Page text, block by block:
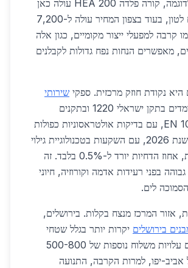
פריפריאליים. לדוגמה, קורה פלדה HEA 200 עולה כאן
כ-6,500 ש"ח לטון, בעוד בצפון המחיר עולה ל-7,200
קרבה למפעלי ייצור מקומיים, כגון אלה
מאפשרים הנחות נפח גדולות לקבלנים
היא נקודת חוזק מרכזית. ספקי שירותי
בחולון עומדים בתקן ישראלי 1220 ובתקנים
אירופיים EN 10025, עם בדיקות אולטראסוניות כפולות
לזיהוי פגמים. בשנת 2026, עם השקעות בטכנולוגיית גילוי
פגמים מתקדמת, אחוז הדחיות יורד ל-0.5% בלבד. זה
בפני רעידות אדמה וקורוזיה, חיוני
לים.
אזור המרכז מנצח בקלות. בירושלים,
בירושלים יקרות יותר בגלל שטחי
שינוע הררי, עם עלויות משלוח נוספות של 500-800
יפו, למרות הקרבה, התנועה